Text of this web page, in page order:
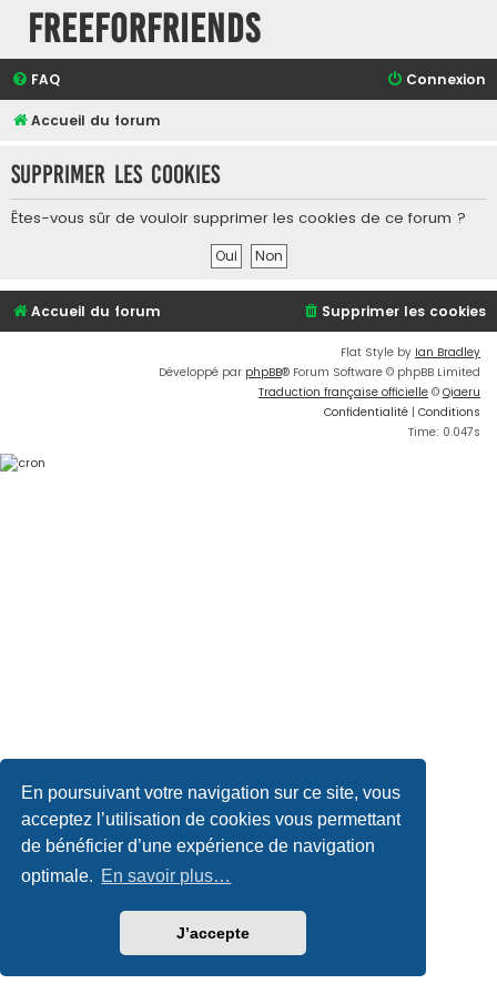
En poursuivant votre navigation sur ce site, vous
acceptez l’utilisation de cookies vous permettant
de bénéficier d’une expérience de navigation
optimale. En savoir plus…
J’accepte
FreeForFriends
FAQ Connexion
Accueil du forum
Supprimer les cookies
Êtes-vous sûr de vouloir supprimer les cookies de ce forum ?
Accueil du forum Supprimer les cookies
Flat Style by Ian Bradley
Développé par phpBB® Forum Software © phpBB Limited
Traduction française officielle © Qiaeru
Confidentialité | Conditions
Time: 0.047s